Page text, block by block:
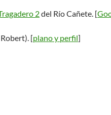
2del Río Cañete. [
[plano y perfil]